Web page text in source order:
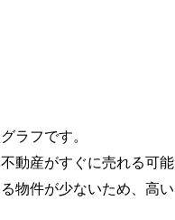
ラフです。
動産がすぐに売れる可能
物件が少ないため、高い